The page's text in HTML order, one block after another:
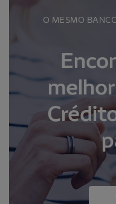
O MESMO